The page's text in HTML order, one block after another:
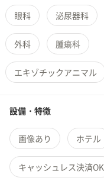
眼科 泌尿器科
外科 腫瘍科
エキゾチックアニマル
設備・特徴
画像あり ホテル
キャッシュレス決済OK